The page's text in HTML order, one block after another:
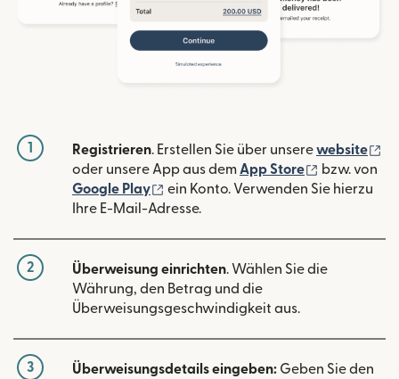
1 Registrieren. Erstellen Sie über unserewebsite
oder unsere App aus dem App Store (wird in
bzw. von
Google Play
(wird in einem neuen Fenster
ein Konto. Verwenden Sie hierzu
Ihre E-Mail-Adresse.
2 Überweisung einrichten. Wählen Sie die
Währung, den Betrag und die
Überweisungsgeschwindigkeit aus.
3 Überweisungsdetails eingeben: Geben Sie den